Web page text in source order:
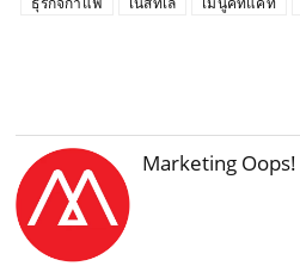
ธุรกิจกาแฟ เนสท์เล่ เมนูคิทแคท
Marketing Oops!